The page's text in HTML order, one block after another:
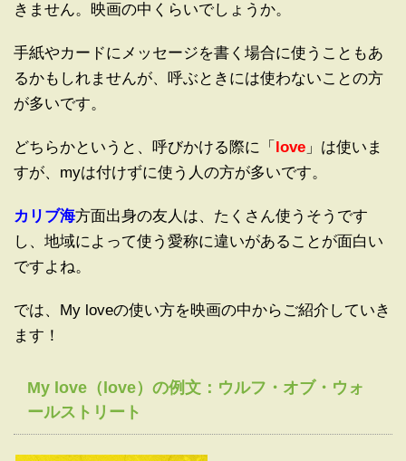
きません。映画の中くらいでしょうか。
手紙やカードにメッセージを書く場合に使うこともあ
るかもしれませんが、呼ぶときには使わないことの方
が多いです。
どちらかというと、呼びかける際に「 love 」は使いま
すが、myは付けずに使う人の方が多いです。
カリブ海方面出身の友人は、たくさん使うそうです
し、地域によって使う愛称に違いがあることが面白い
ですよね。
では、My loveの使い方を映画の中からご紹介していき
ます！
My love（love）の例文：ウルフ・オブ・ウォ
ールストリート